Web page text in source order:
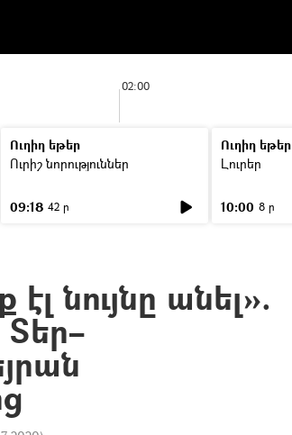
02:00
Ուղիղ եթեր
Ուրիշ նորություններ
09:18 42 ր
Ուղիղ եթեր
Լուրեր
10:00 8 ր
նույնը անել».